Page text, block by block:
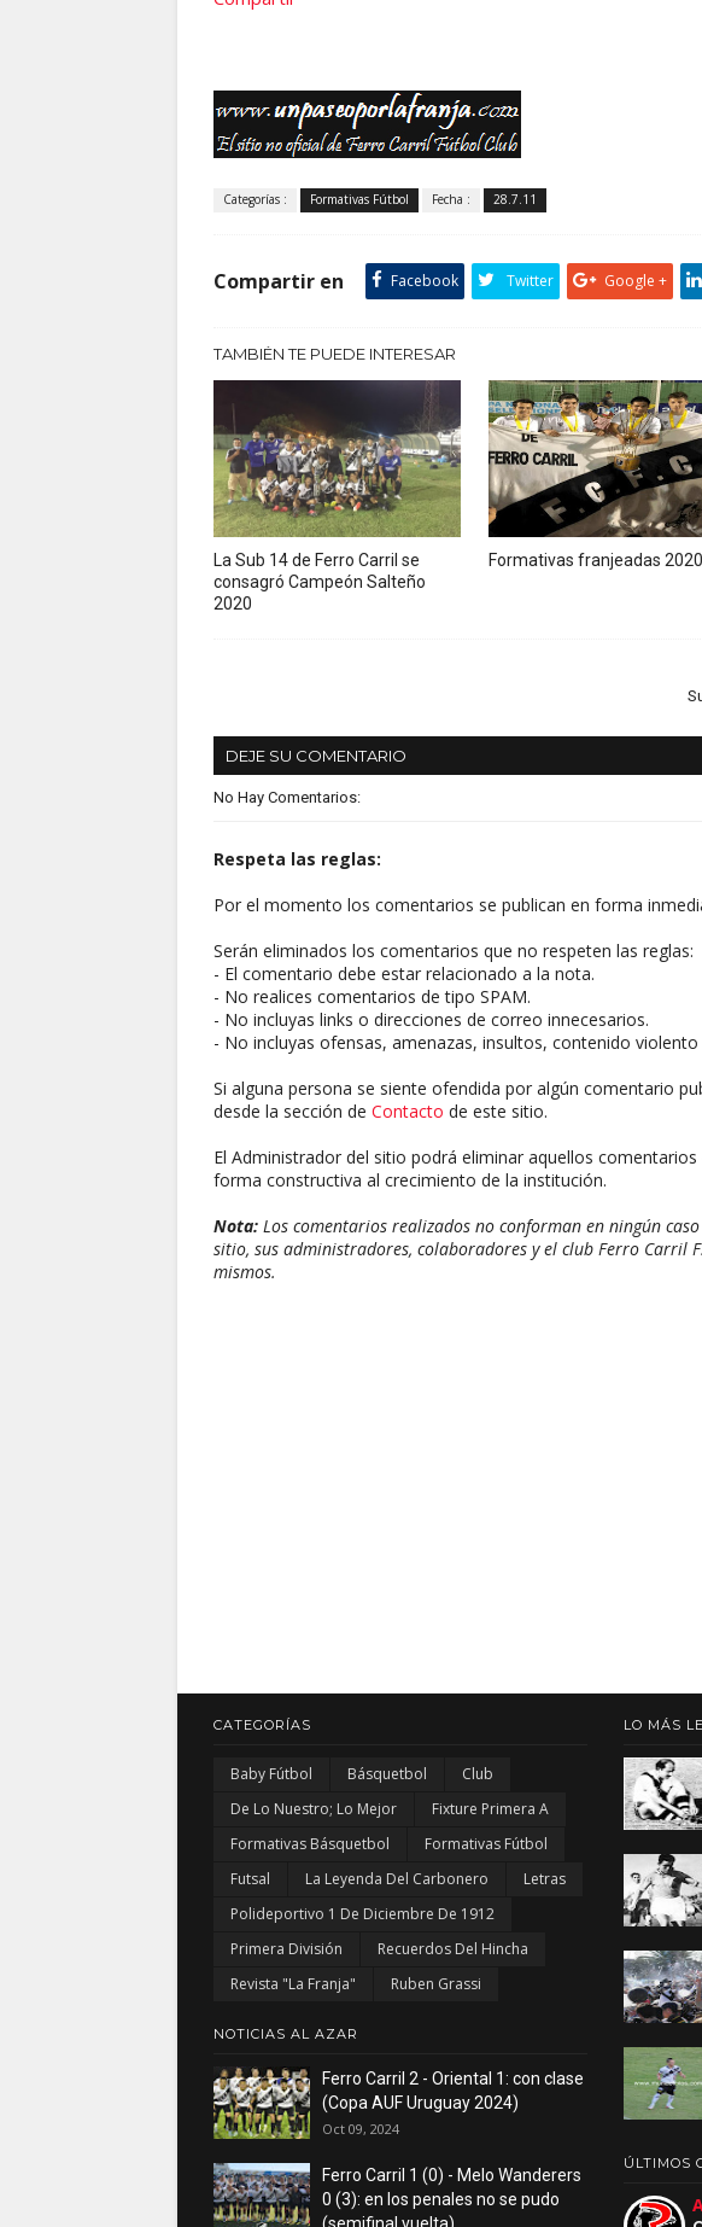
Categorías : Formativas Fútbol Fecha : 28.7.11
Compartir en Facebook Twitter Google +
TAMBIÉN TE PUEDE INTERESAR
La Sub 14 de Ferro Carril se
consagró Campeón Salteño
2020
Formativas franjeadas 2020
DEJE SU COMENTARIO
No Hay Comentarios:
Respeta las reglas:
Por el momento los comentarios se publican en forma
Serán eliminados los comentarios que no respeten las reglas:
- El comentario debe estar relacionado a la nota.
- No realices comentarios de tipo SPAM.
- No incluyas links o direcciones de correo innecesarios.
- No incluyas ofensas, amenazas, insultos, contenido
Si alguna persona se siente ofendida por algún comentario
desde la sección de Contacto de este sitio.
El Administrador del sitio podrá eliminar aquellos
forma constructiva al crecimiento de la institución.
Nota: Los comentarios realizados no conforman en ningún
sitio, sus administradores, colaboradores y el club Ferro Carril
mismos.
CATEGORÍAS
Baby Fútbol Básquetbol
Club
De Lo Nuestro; Lo Mejor
Fixture Primera A
Formativas Básquetbol
Formativas Fútbol
Futsal
La Leyenda Del Carbonero
Letras
Polideportivo 1 De Diciembre De 1912
Primera División
Recuerdos Del Hincha
Revista "La Franja"
Ruben Grassi
NOTICIAS AL AZAR
Ferro Carril 2 - Oriental 1: con clase
(Copa AUF Uruguay 2024)
Oct 09, 2024
Ferro Carril 1 (0) - Melo Wanderers
0 (3): en los penales no se pudo
LO MÁS
ÚLTIMOS